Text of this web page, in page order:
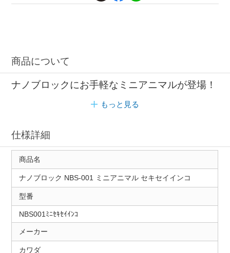
商品について
ナノブロックにお手軽なミニアニマルが登場！
もっと見る
仕様詳細
商品名
ナノブロック NBS-001 ミニアニマル セキセイインコ
型番
NBS001ﾐﾆｾｷｾｲｲﾝｺ
メーカー
カワダ